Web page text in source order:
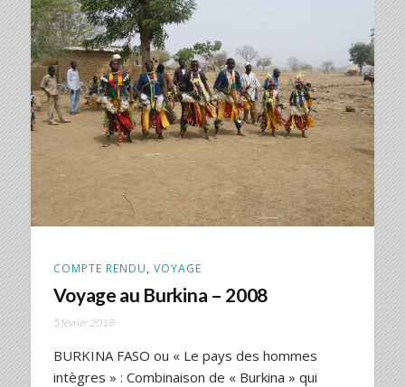
COMPTE RENDU, VOYAGE
Voyage au Burkina – 2008
5 février 2018
BURKINA FASO ou « Le pays des hommes
intègres » : Combinaison de « Burkina » qui